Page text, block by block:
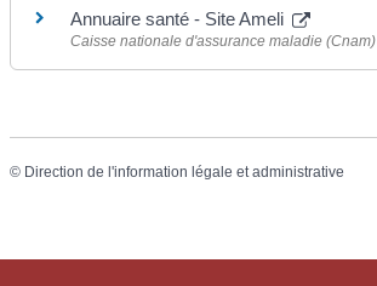
Annuaire santé - Site Ameli
Caisse nationale d'assurance maladie (Cnam)
© Direction de l'information légale et administrative